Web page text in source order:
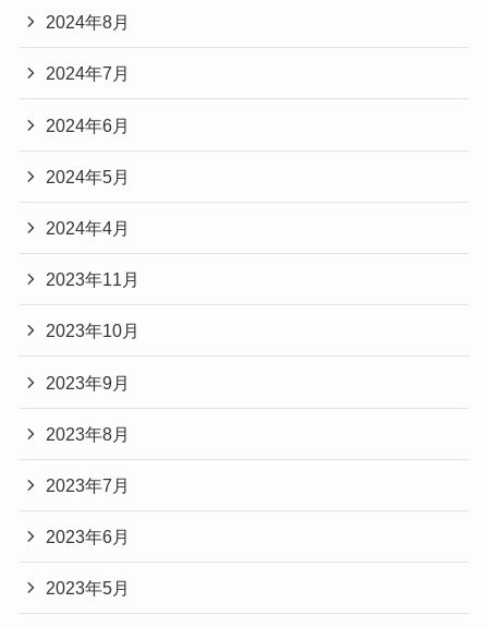
2024年8月
2024年7月
2024年6月
2024年5月
2024年4月
2023年11月
2023年10月
2023年9月
2023年8月
2023年7月
2023年6月
2023年5月